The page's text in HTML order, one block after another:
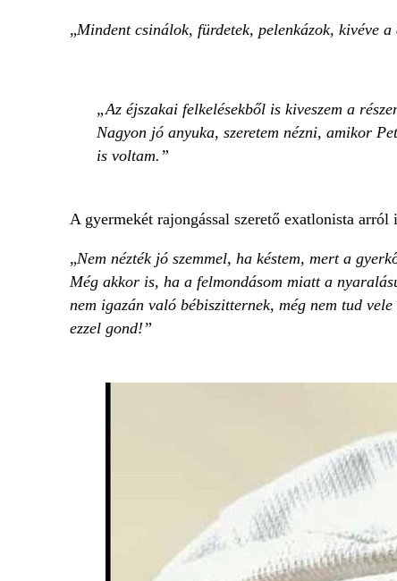
„Mindent csinálok, fürdetek, pelenkázok, kivéve
Az éjszakai felkelésekből is kiveszem a
Nagyon jó anyuka, szeretem nézni, amikor
is voltam.
A gyermekét rajongással szerető exatlonista
„Nem nézték jó szemmel, ha késtem, mert a
Még akkor is, ha a felmondásom miatt a
nem igazán való bébiszitternek, még nem tud
ezzel gond!”